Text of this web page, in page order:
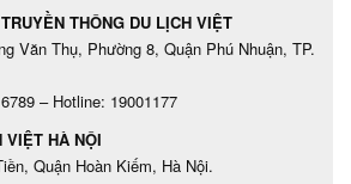
THÔNG DU LỊCH VIỆT
Văn Thụ, Phường 8, Quận Phú Nhuận, TP.
– Hotline: 19001177
VIỆT HÀ NỘI
Quận Hoàn Kiếm, Hà Nội.